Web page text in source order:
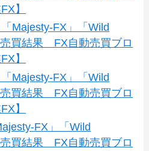
】
Majesty-FX」「Wild
買結果 FX自動売買ブロ
】
Majesty-FX」「Wild
買結果 FX自動売買ブロ
】
FX」「Wild
買結果 FX自動売買ブロ